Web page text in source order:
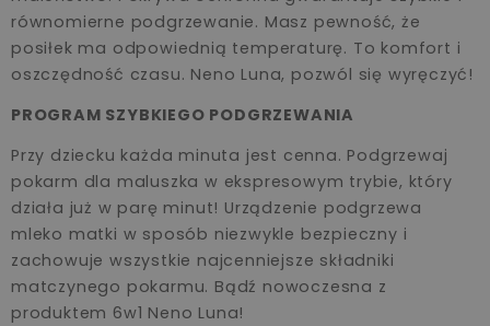
równomierne podgrzewanie. Masz pewność, że
posiłek ma odpowiednią temperaturę. To komfort i
oszczędność czasu. Neno Luna, pozwól się wyręczyć!
PROGRAM SZYBKIEGO PODGRZEWANIA
Przy dziecku każda minuta jest cenna. Podgrzewaj
pokarm dla maluszka w ekspresowym trybie, który
działa już w parę minut! Urządzenie podgrzewa
mleko matki w sposób niezwykle bezpieczny i
zachowuje wszystkie najcenniejsze składniki
matczynego pokarmu. Bądź nowoczesna z
produktem 6w1 Neno Luna!